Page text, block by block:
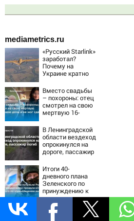
mediametrics.ru
«Русский Starlink»
заработал?
Почему на
Украине кратно
точность
попаданий по
объектам ВСУ
Вместо свадьбы
– похороны: отец
смотрел на свою
мертвую 16-
мог сдержать
слезы
В Ленинградской
области вездеход
опрокинулся на
дороге, пассажир
Итоги 40-
дневного плана
Зеленского по
принуждению к
миру: как
ответила Россия,
полный разбор
Масштабный
удар по Одессе и